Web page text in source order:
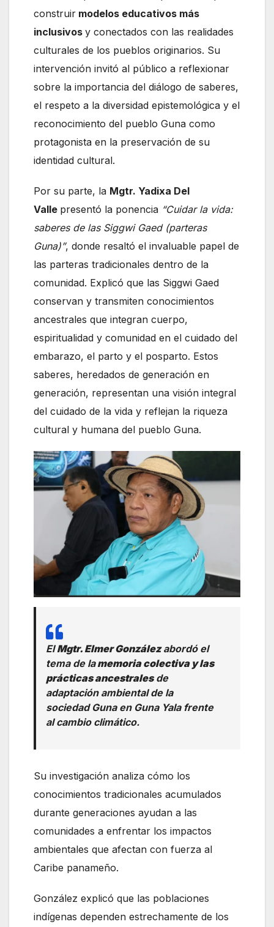
construir modelos educativos más
inclusivos y conectados con las realidades
culturales de los pueblos originarios. Su
intervención invitó al público a reflexionar
sobre la importancia del diálogo de saberes,
el respeto a la diversidad epistemológica y el
reconocimiento del pueblo Guna como
protagonista en la preservación de su
identidad cultural.
Por su parte, la Mgtr. Yadixa Del
Valle presentó la ponencia “Cuidar la vida:
saberes de las Siggwi Gaed (parteras
Guna)”, donde resaltó el invaluable papel de
las parteras tradicionales dentro de la
comunidad. Explicó que las Siggwi Gaed
conservan y transmiten conocimientos
ancestrales que integran cuerpo,
espiritualidad y comunidad en el cuidado del
embarazo, el parto y el posparto. Estos
saberes, heredados de generación en
generación, representan una visión integral
del cuidado de la vida y reflejan la riqueza
cultural y humana del pueblo Guna.
ElMgtr. Elmer Gonzálezabordó el
tema de lamemoria colectiva y las
prácticas ancestralesde
adaptación ambiental de la
sociedad Guna en Guna Yala frente
al cambio climático.
Su investigación analiza cómo los
conocimientos tradicionales acumulados
durante generaciones ayudan a las
comunidades a enfrentar los impactos
ambientales que afectan con fuerza al
Caribe panameño.
González explicó que las poblaciones
indígenas dependen estrechamente de los